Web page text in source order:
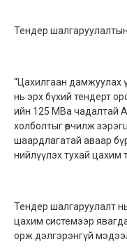
Тендер
“Цахилгаан дамжуулах
нь эрх бүхий тендерт
ийн 125 МВа чадалтай
холболтыг өөрчилж
шаардлагатай аваар
нийлүүлэх тухай цахим
Тендер шалгаруулалт
цахим системээр
орж дэлгэрэнгүй